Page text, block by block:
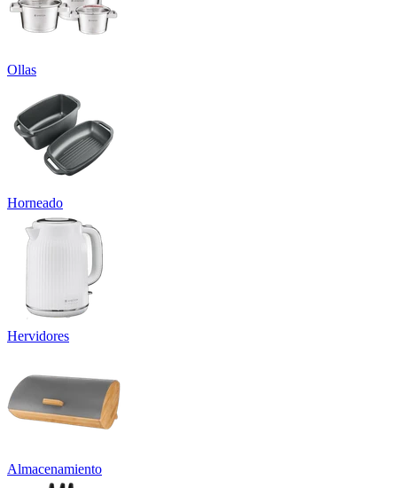
Ollas
Horneado
Hervidores
Almacenamiento